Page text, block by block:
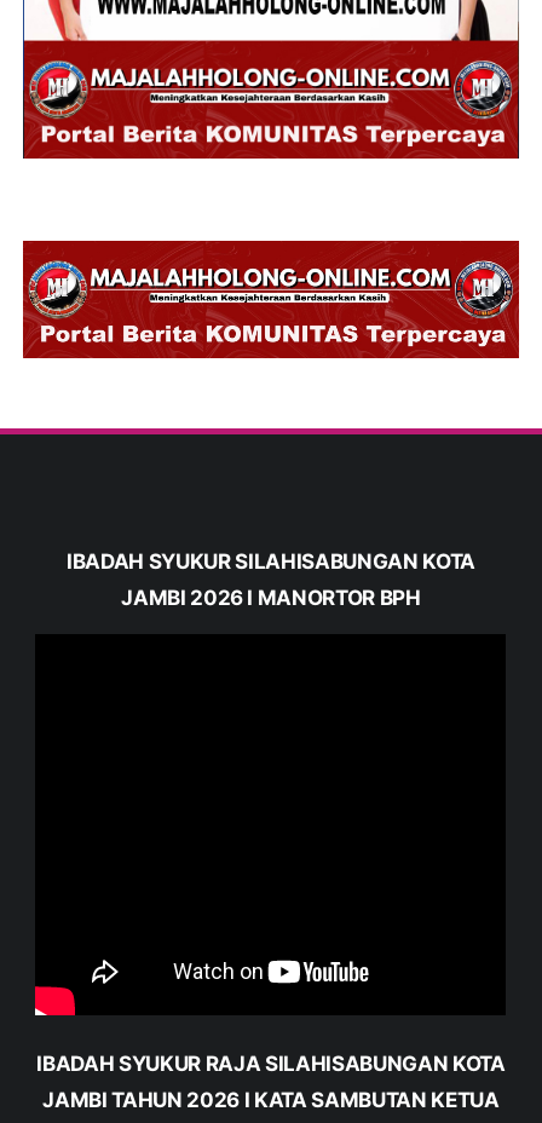
IBADAH SYUKUR SILAHISABUNGAN KOTA
JAMBI 2026 I MANORTOR BPH
IBADAH SYUKUR RAJA SILAHISABUNGAN KOTA
JAMBI TAHUN 2026 I KATA SAMBUTAN KETUA